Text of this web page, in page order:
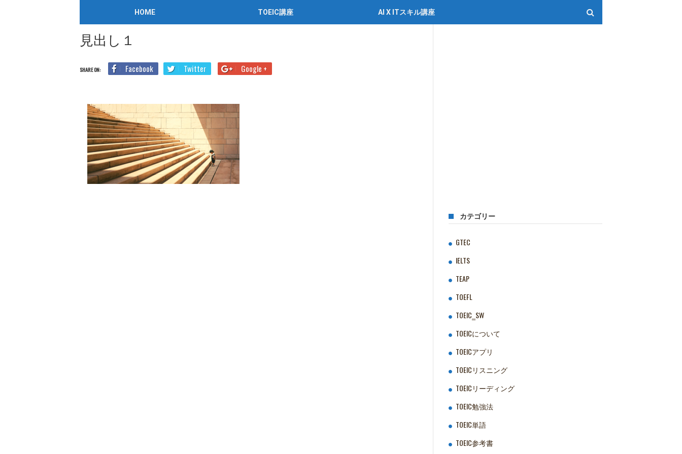
HOME TOEIC講座 AI X ITスキル講座
TOEICリーディング TOEIC Part7 長文対策！スコア別おすすめ問題集
見出し１
SHARE ON: Facebook Twitter Google +
カテゴリー
GTEC
IELTS
TEAP
TOEFL
TOEIC‗SW
TOEICについて
TOEICアプリ
TOEICリスニング
TOEICリーディング
TOEIC勉強法
TOEIC単語
TOEIC参考書